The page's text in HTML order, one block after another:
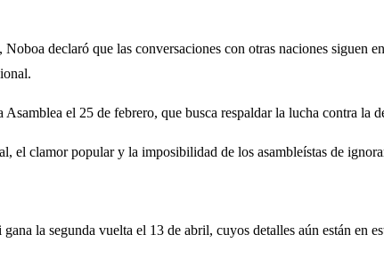
declaró que las conversaciones con otras naciones siguen
el 25 de febrero, que busca respaldar la lucha contra la
el clamor popular y la imposibilidad de los asambleístas de
la segunda vuelta el 13 de abril, cuyos detalles aún están en